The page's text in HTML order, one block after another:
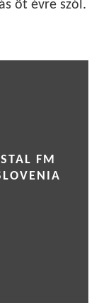
öt évre szól.
FM